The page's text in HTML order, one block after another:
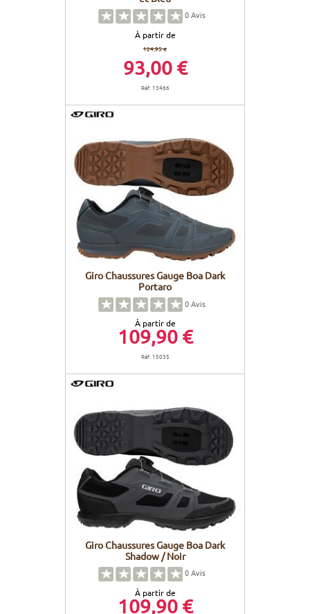
0Avis
À partir de
124,95 €
93,00 €
Réf. 13466
Giro Chaussures Gauge Boa Dark
Portaro
0Avis
À partir de
109,90 €
Réf. 15035
Giro Chaussures Gauge Boa Dark
Shadow / Noir
0Avis
À partir de
109,90 €